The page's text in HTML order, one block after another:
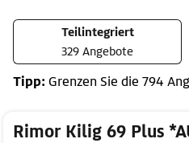
Teilintegriert
329 Angebote
Tipp: Grenzen Sie die 794
Rimor Kilig 69 Plus